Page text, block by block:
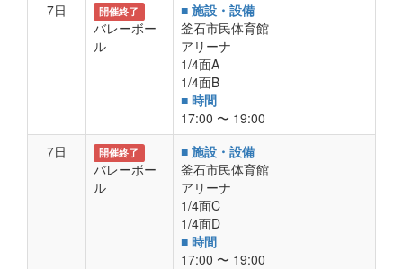
7日
開催終了
バレーボー
ル
■ 施設・設備
釜石市民体育館
アリーナ
1/4面A
1/4面B
■ 時間
17:00 〜 19:00
7日
開催終了
バレーボー
ル
■ 施設・設備
釜石市民体育館
アリーナ
1/4面C
1/4面D
■ 時間
17:00 〜 19:00